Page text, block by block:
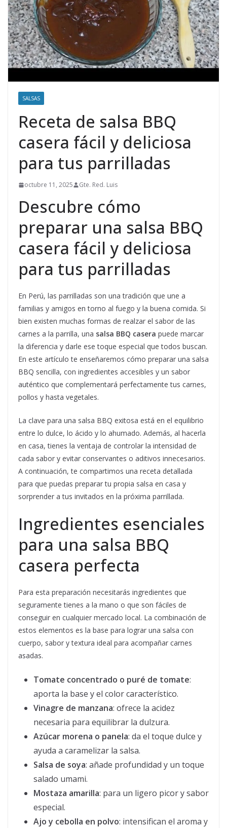
SALSAS
Receta de salsa BBQ
casera fácil y deliciosa
para tus parrilladas
octubre 11, 2025 Gte. Red. Luis
Descubre cómo
preparar una salsa BBQ
casera fácil y deliciosa
para tus parrilladas
En Perú, las parrilladas son una tradición que une a
familias y amigos en torno al fuego y la buena comida. Si
bien existen muchas formas de realzar el sabor de las
carnes a la parrilla, una salsa BBQ casera puede marcar
la diferencia y darle ese toque especial que todos buscan.
En este artículo te enseñaremos cómo preparar una salsa
BBQ sencilla, con ingredientes accesibles y un sabor
auténtico que complementará perfectamente tus carnes,
pollos y hasta vegetales.
La clave para una salsa BBQ exitosa está en el equilibrio
entre lo dulce, lo ácido y lo ahumado. Además, al hacerla
en casa, tienes la ventaja de controlar la intensidad de
cada sabor y evitar conservantes o aditivos innecesarios.
A continuación, te compartimos una receta detallada
para que puedas preparar tu propia salsa en casa y
sorprender a tus invitados en la próxima parrillada.
Ingredientes esenciales
para una salsa BBQ
casera perfecta
Para esta preparación necesitarás ingredientes que
seguramente tienes a la mano o que son fáciles de
conseguir en cualquier mercado local. La combinación de
estos elementos es la base para lograr una salsa con
cuerpo, sabor y textura ideal para acompañar carnes
asadas.
Tomate concentrado o puré de tomate:
aporta la base y el color característico.
Vinagre de manzana: ofrece la acidez
necesaria para equilibrar la dulzura.
Azúcar morena o panela: da el toque dulce y
ayuda a caramelizar la salsa.
Salsa de soya: añade profundidad y un toque
salado umami.
Mostaza amarilla: para un ligero picor y sabor
especial.
Ajo y cebolla en polvo: intensifican el aroma y